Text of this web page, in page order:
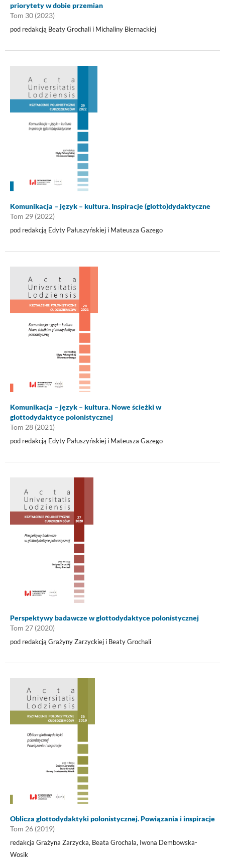
priorytety w dobie przemian
Tom 30 (2023)
pod redakcją Beaty Grochali i Michaliny Biernackiej
Komunikacja – język – kultura. Inspiracje (glotto)dydaktyczne
Tom 29 (2022)
pod redakcją Edyty Pałuszyńskiej i Mateusza Gazego
Komunikacja – język – kultura. Nowe ścieżki w
glottodydaktyce polonistycznej
Tom 28 (2021)
pod redakcją Edyty Pałuszyńskiej i Mateusza Gazego
Perspektywy badawcze w glottodydaktyce polonistycznej
Tom 27 (2020)
pod redakcją Grażyny Zarzyckiej i Beaty Grochali
Oblicza glottodydaktyki polonistycznej. Powiązania i inspiracje
Tom 26 (2019)
redakcja Grażyna Zarzycka, Beata Grochala, Iwona Dembowska-
Wosik